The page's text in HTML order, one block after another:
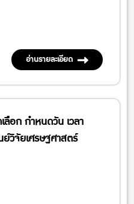
อ่านรายละเอียด
ลือก กำหนดวัน เวลา
วิจัยเศรษฐศาสตร์